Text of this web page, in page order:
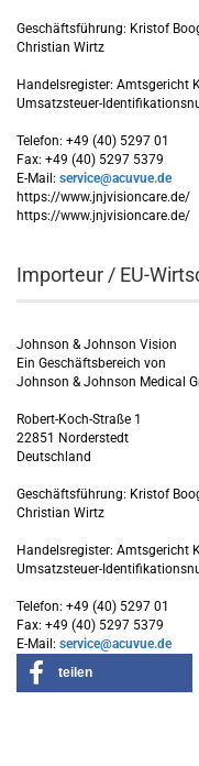
Geschäftsführung: Kristof
Christian Wirtz
Handelsregister: Amtsgericht
Umsatzsteuer-
Telefon: +49 (40) 5297 01
Fax: +49 (40) 5297 5379
E-Mail: service@acuvue.de
https://www.jnjvisioncare.de/
https://www.jnjvisioncare.de/
Importeur / EU-
Johnson & Johnson Vision
Ein Geschäftsbereich von
Johnson & Johnson Medical
Robert-Koch-Straße 1
22851 Norderstedt
Deutschland
Geschäftsführung: Kristof
Christian Wirtz
Handelsregister: Amtsgericht
Umsatzsteuer-
Telefon: +49 (40) 5297 01
Fax: +49 (40) 5297 5379
E-Mail: service@acuvue.de
teilen